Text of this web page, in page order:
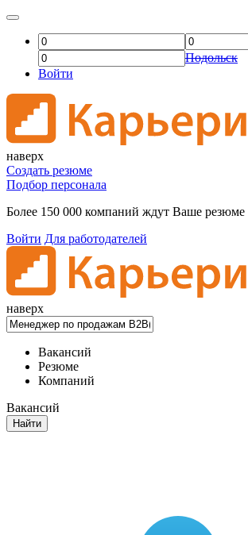
Подольск
Войти
наверх
Создать резюме
Подбор персонала
Более 150 000 компаний ждут Ваше резюме
Войти Для работодателей
наверх
Вакансий
Резюме
Компаний
Вакансий
Найти